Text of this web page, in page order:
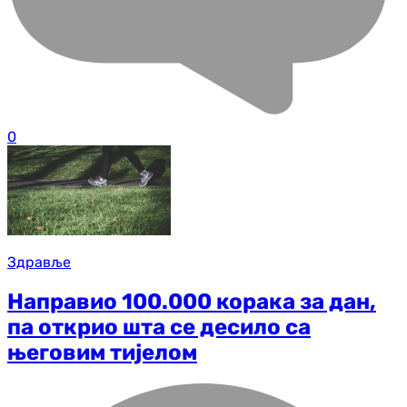
0
Здравље
Направио 100.000 корака за дан,
па открио шта се десило са
његовим тијелом